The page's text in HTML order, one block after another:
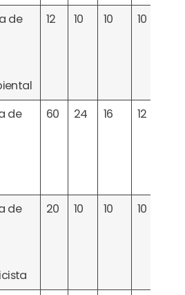
de
12 10 10 10
de
60 24 16 12
de
20 10 10 10